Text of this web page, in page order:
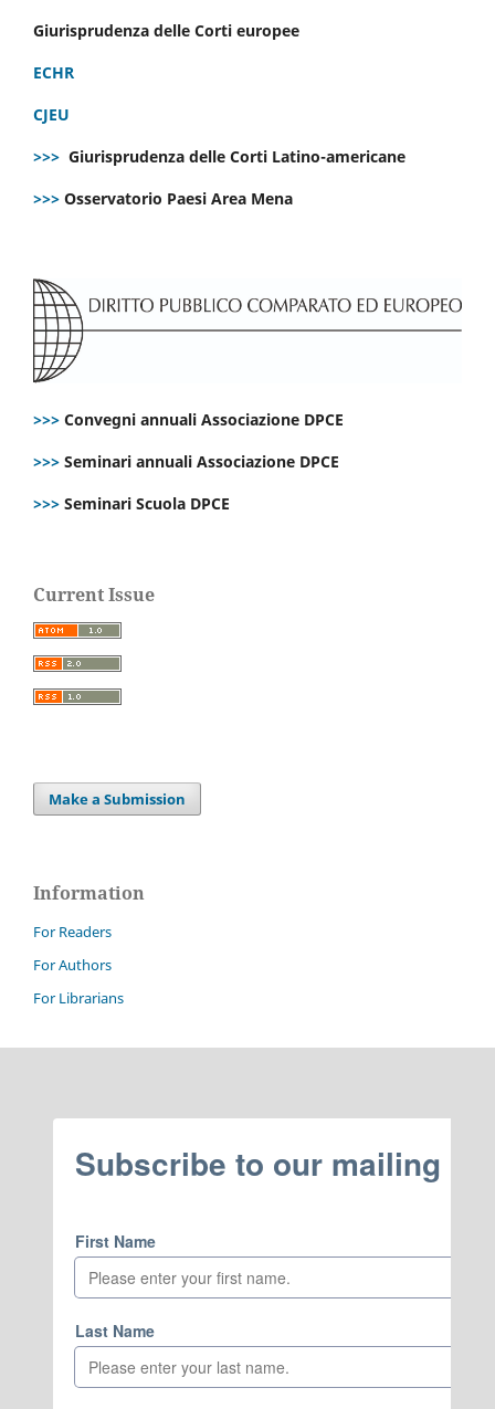
Giurisprudenza delle Corti europee
ECHR
CJEU
>>> Giurisprudenza delle Corti Latino-americane
>>> Osservatorio Paesi Area Mena
>>> Convegni annuali Associazione DPCE
>>> Seminari annuali Associazione DPCE
>>> Seminari Scuola DPCE
Current Issue
Make a Submission
Information
For Readers
For Authors
For Librarians